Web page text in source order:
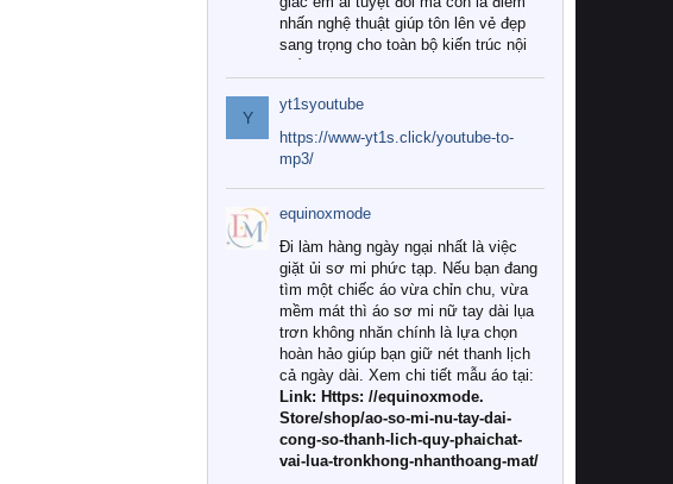
nhấn nghệ thuật giúp tôn lên vẻ đẹp
sang trọng cho toàn bộ kiến trúc nội
Tuy nhiên, giữa thị trường đa dạng
với vô vàn thương hiệu và mẫu mã
như hiện nay, làm thế nào để chọn
được những bộ chăn ga gối đệm cao
cấp thực sự chất lượng, phù hợp với
khí hậu và nhu cầu sử dụng của gia
đình? Hãy cùng chúng tôi đi tìm lời
giải đáp chi tiết qua bài viết dưới đây.
1. Tại sao các gia đình hiện đại lại ưa
chuộng chăn ga gối đệm cao cấp?
Khác với các dòng sản phẩm thông
thường, những bộ chăn ga gối đệm
cao cấp trải qua quy trình sản xuất
nghiêm ngặt từ khâu chọn lọc nguyên
liệu tự nhiên đến công nghệ dệt
nhuộm hiện đại không chứa hóa chất
Y
yt1syoutube
https://www-yt1s.click/youtube-to-
mp3/
equinoxmode
Đi làm hàng ngày ngại nhất là việc
giặt ủi sơ mi phức tạp. Nếu bạn đang
tìm một chiếc áo vừa chỉn chu, vừa
mềm mát thì áo sơ mi nữ tay dài lụa
trơn không nhăn chính là lựa chọn
hoàn hảo giúp bạn giữ nét thanh lịch
cả ngày dài. Xem chi tiết mẫu áo tại:
Link: Https: //equinoxmode.
Store/shop/ao-so-mi-nu-tay-dai-
cong-so-thanh-lich-quy-phaichat-
vai-lua-tronkhong-nhanthoang-mat/